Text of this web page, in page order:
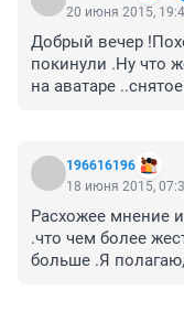
20 июня 2015,
Добрый вечер
покинули .Ну что
на аватаре
получаюсь
как говорится
..угонщик -это
-покататься ..это
.
196616196
18 июня 2015,
Расхожее мнение
.что чем более
больше .Я